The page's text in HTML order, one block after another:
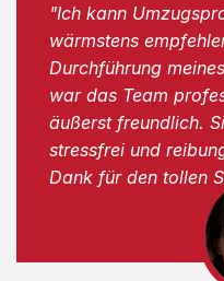
"Ich kann
wärmstens
Durchführung
war das Team
äußerst freundlich.
stressfrei und
Dank für den tollen